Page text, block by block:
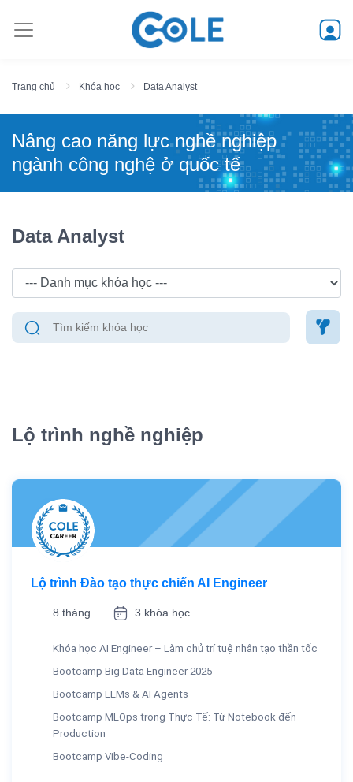
Trang chủ Khóa học Data Analyst
Nâng cao năng lực nghề nghiệp
ngành công nghệ ở quốc tế
Data Analyst
Lộ trình nghề nghiệp
Lộ trình Đào tạo thực chiến AI Engineer
8 tháng 3 khóa học
Khóa học AI Engineer – Làm chủ trí tuệ nhân tạo thần tốc
Bootcamp Big Data Engineer 2025
Bootcamp LLMs & AI Agents
Bootcamp MLOps trong Thực Tế: Từ Notebook đến
Production
Bootcamp Vibe-Coding